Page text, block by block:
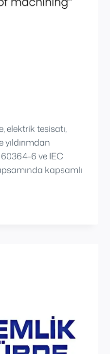
elektrik tesisatı,
6 ve IEC
kapsamlı